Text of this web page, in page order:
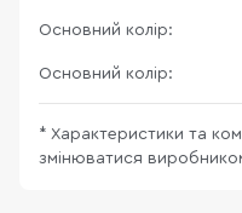
Основний колір:
Основний колір:
* Характеристики та
змінюватися